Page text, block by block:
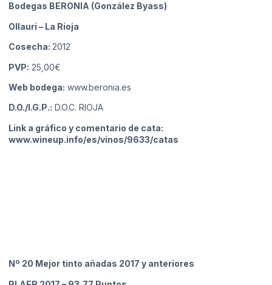
Bodegas BERONIA (González Byass)
Ollauri – La Rioja
Cosecha: 2012
PVP: 25,00€
Web bodega: www.beronia.es
D.O./I.G.P.: D.O.C. RIOJA
Link a gráfico y comentario de cata:
www.wineup.info/es/vinos/9633/catas
Nº 20 Mejor tinto añadas 2017 y anteriores